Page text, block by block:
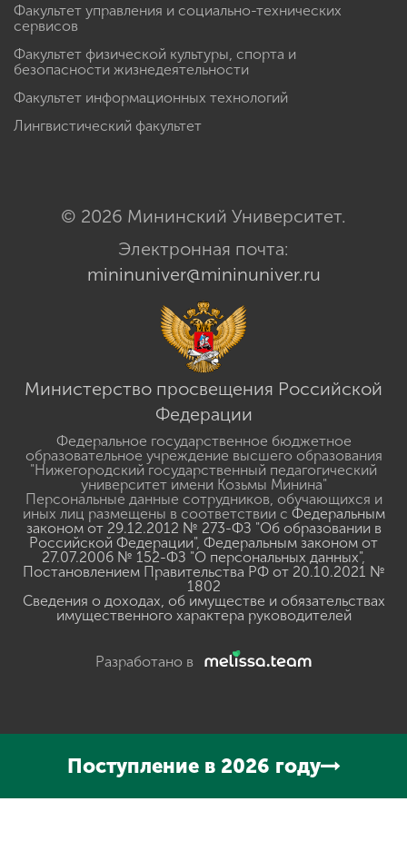
Факультет управления и социально-технических
сервисов
Факультет физической культуры, спорта и
безопасности жизнедеятельности
Факультет информационных технологий
Лингвистический факультет
© 2026 Мининский Университет.
Электронная почта:
mininuniver@mininuniver.ru
Министерство просвещения Российской
Федерации
Федеральное государственное бюджетное
образовательное учреждение высшего образования
"Нижегородский государственный педагогический
университет имени Козьмы Минина"
Персональные данные сотрудников, обучающихся и
иных лиц размещены в соответствии с Федеральным
законом от 29.12.2012 № 273-ФЗ "Об образовании в
Российской Федерации", Федеральным законом от
27.07.2006 № 152-ФЗ "О персональных данных",
Постановлением Правительства РФ от 20.10.2021 №
1802
Сведения о доходах, об имуществе и обязательствах
имущественного характера руководителей
Разработано в
Поступление в 2026 году